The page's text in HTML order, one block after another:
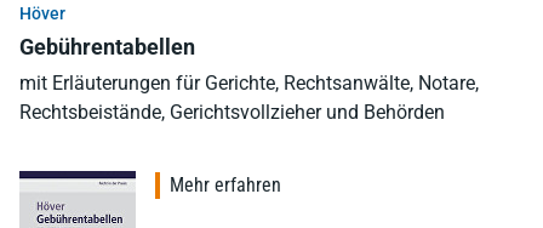
Höver
Gebührentabellen
mit Erläuterungen für Gerichte, Rechtsanwälte, Notare,
Rechtsbeistände, Gerichtsvollzieher und Behörden
Mehr erfahren